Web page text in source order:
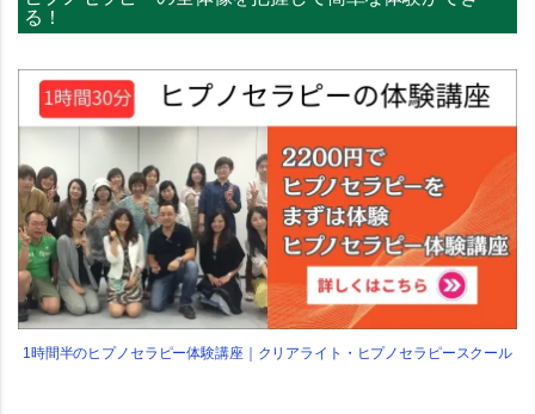
る！
1時間半のヒプノセラピー体験講座｜クリアライト・ヒプノセラピースクール